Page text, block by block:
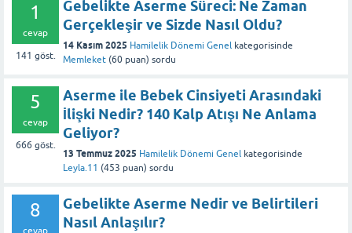
1
cevap
141 göst.
Gebelikte Aserme Süreci: Ne Zaman
Gerçekleşir ve Sizde Nasıl Oldu?
14 Kasım 2025 Hamilelik Dönemi Genel kategorisinde
Memleket (60 puan) sordu
5
cevap
666 göst.
Aserme ile Bebek Cinsiyeti Arasındaki
İlişki Nedir? 140 Kalp Atışı Ne Anlama
Geliyor?
13 Temmuz 2025 Hamilelik Dönemi Genel kategorisinde
Leyla.11 (453 puan) sordu
8
cevap
Gebelikte Aserme Nedir ve Belirtileri
Nasıl Anlaşılır?